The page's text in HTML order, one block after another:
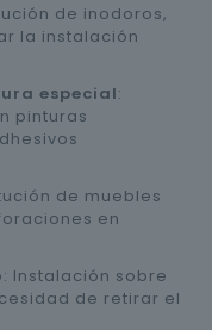
de inodoros,
la instalación
especial:
pinturas
de muebles
en
: Instalación sobre
de retirar el